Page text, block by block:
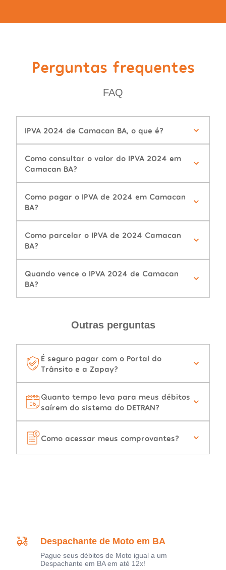
Perguntas frequentes
FAQ
IPVA 2024 de Camacan BA, o que é?
Como consultar o valor do IPVA 2024 em
Camacan BA?
Como pagar o IPVA de 2024 em Camacan
BA?
Como parcelar o IPVA de 2024 Camacan
BA?
Quando vence o IPVA 2024 de Camacan
BA?
Outras perguntas
É seguro pagar com o Portal do
Trânsito e a Zapay?
Quanto tempo leva para meus débitos
saírem do sistema do DETRAN?
Como acessar meus comprovantes?
Despachante de Moto em BA
Pague seus débitos de Moto igual a um
Despachante em BA em até 12x!